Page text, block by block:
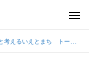
えるいえとまち トークイベント